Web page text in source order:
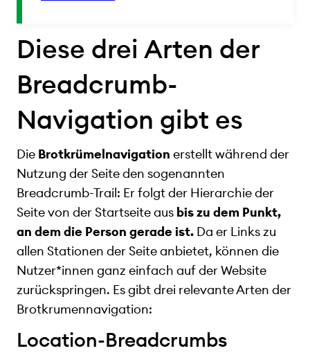
Diese drei Arten der
Breadcrumb-
Navigation gibt es
Die Brotkrümelnavigation erstellt während der
Nutzung der Seite den sogenannten
Breadcrumb-Trail: Er folgt der Hierarchie der
Seite von der Startseite aus bis zu dem Punkt,
an dem die Person gerade ist. Da er Links zu
allen Stationen der Seite anbietet, können die
Nutzer*innen ganz einfach auf der Website
zurückspringen. Es gibt drei relevante Arten der
Brotkrumennavigation:
Location-Breadcrumbs